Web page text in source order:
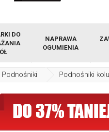
DO
NAPRAWA
OGUMIENIA
Podnośniki Podnośniki